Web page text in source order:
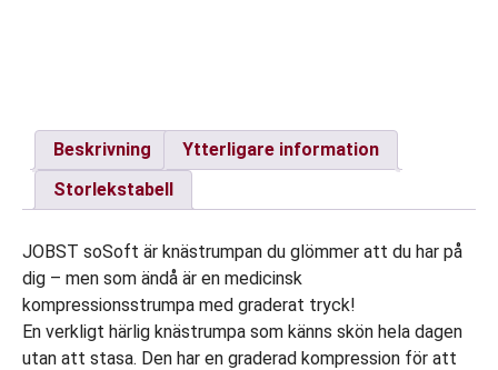
kvar.
mjuka,
lätta
strumpan.
Andas,
med
mjukt
Beskrivning
Ytterligare information
Storlekstabell
JOBST soSoft är knästrumpan du glömmer att du har på
dig – men som ändå är en medicinsk
kompressionsstrumpa med graderat tryck!
En verkligt härlig knästrumpa som känns skön hela dagen
utan att stasa. Den har en graderad kompression för att